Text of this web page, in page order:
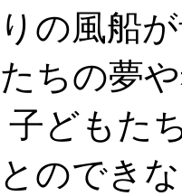
の風船
ちの夢
どもた
のでき